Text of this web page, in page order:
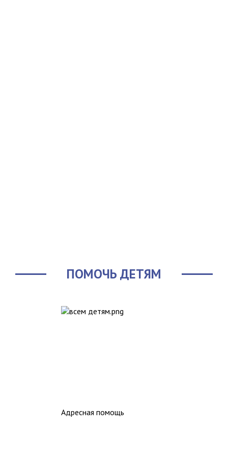
ПОМОЧЬ ДЕТЯМ
Адресная помощь